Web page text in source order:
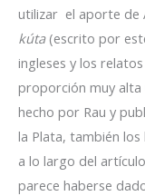
utilizar el aporte de
kúta(escrito por
ingleses y los
proporción muy alta
hecho por Rau y
la Plata, también
a lo largo del
parece haberse